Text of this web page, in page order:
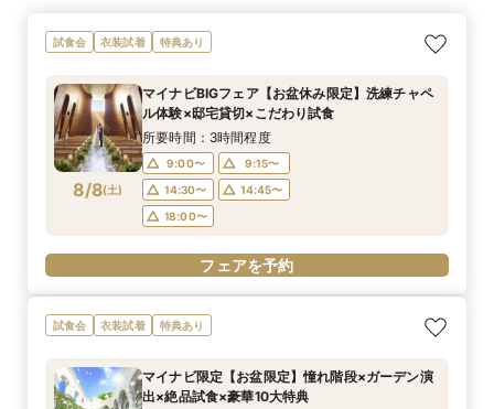
試食会 衣装試着 特典あり
8/8(土)
マイナビBIGフェア【お盆休み限定】洗練チャペ
ル体験×邸宅貸切×こだわり試食
所要時間：3時間程度
9:00〜
9:15〜
14:30〜
14:45〜
18:00〜
フェアを予約
試食会 衣装試着 特典あり
マイナビ限定【お盆限定】憧れ階段×ガーデン演
出×絶品試食×豪華10大特典